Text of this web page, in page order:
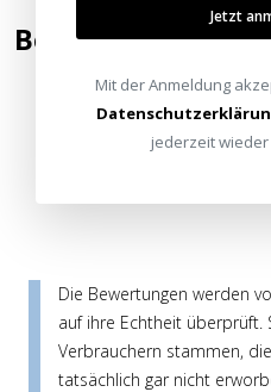
Bewertung
Kommentar /
Die Bewertungen werden
auf ihre Echtheit überprüft.
Verbrauchern stammen,
tatsächlich gar nicht
Jetzt
Mit der Anmeldung
jederzeit